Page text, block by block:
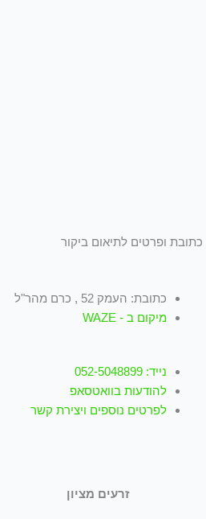
כתובת ופרטים לתיאום ביקור
כתובת: העמק 52 , כרם מהר"ל
מיקום ב - WAZE
נייד: 052-5048899
להודעות בוואטסאפ
לפרטים נוספים ויצירת קשר
זרעים מציון